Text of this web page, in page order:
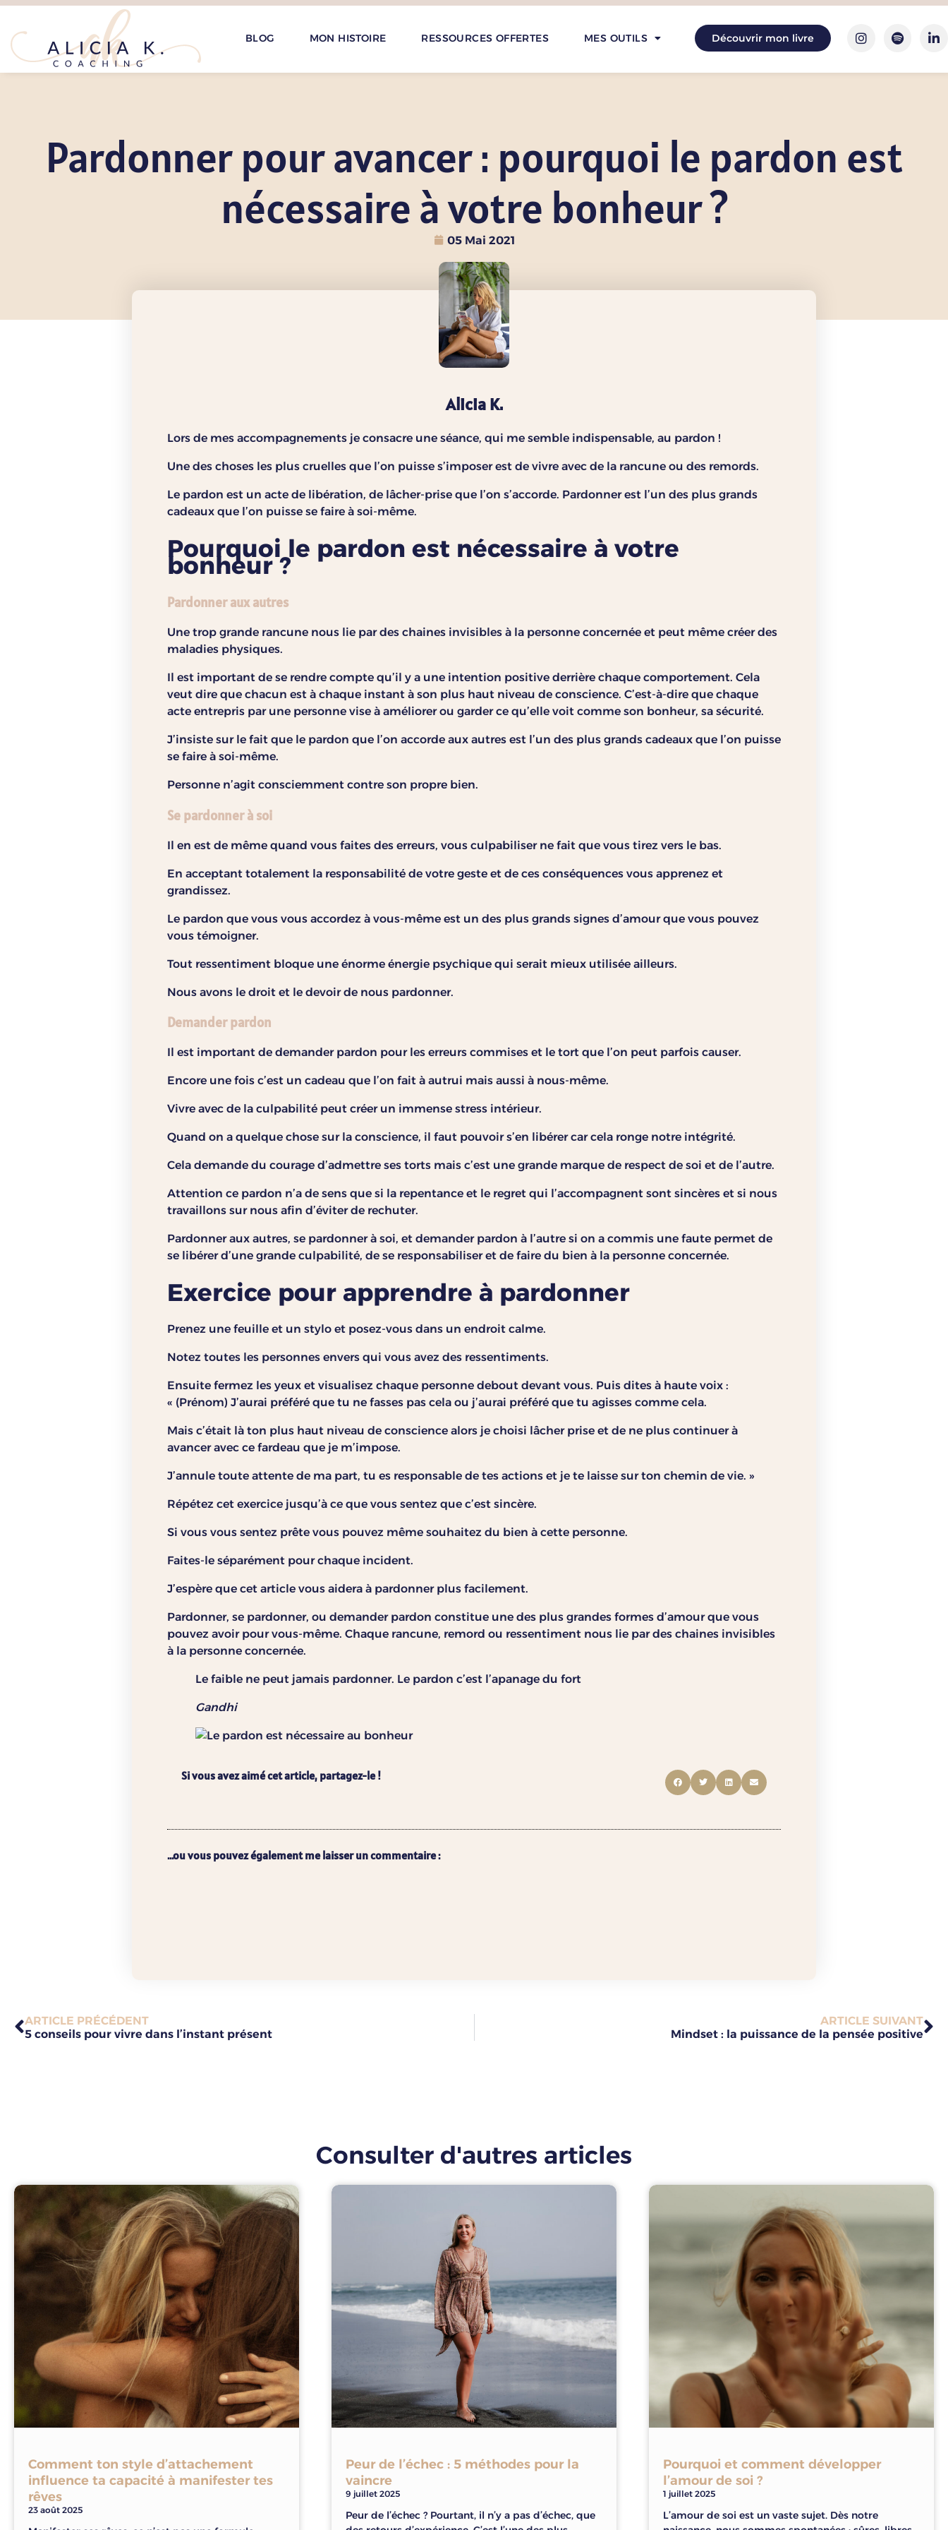
BLOG MON HISTOIRE RESSOURCES OFFERTES MES OUTILS Découvrir mon livre
Pardonner pour avancer : pourquoi le pardon est
nécessaire à votre bonheur ?
05 Mai 2021
Alicia K.
Lors de mes accompagnements je consacre une séance, qui me semble indispensable, au pardon !
Une des choses les plus cruelles que l’on puisse s’imposer est de vivre avec de la rancune ou des remords.
Le pardon est un acte de libération, de lâcher-prise que l’on s’accorde. Pardonner est l’un des plus grands
cadeaux que l’on puisse se faire à soi-même.
Pourquoi le pardon est nécessaire à votre
bonheur ?
Pardonner aux autres
Une trop grande rancune nous lie par des chaines invisibles à la personne concernée et peut même créer des
maladies physiques.
Il est important de se rendre compte qu’il y a une intention positive derrière chaque comportement. Cela
veut dire que chacun est à chaque instant à son plus haut niveau de conscience. C’est-à-dire que chaque
acte entrepris par une personne vise à améliorer ou garder ce qu’elle voit comme son bonheur, sa sécurité.
J’insiste sur le fait que le pardon que l’on accorde aux autres est l’un des plus grands cadeaux que l’on puisse
se faire à soi-même.
Personne n’agit consciemment contre son propre bien.
Se pardonner à soi
Il en est de même quand vous faites des erreurs, vous culpabiliser ne fait que vous tirez vers le bas.
En acceptant totalement la responsabilité de votre geste et de ces conséquences vous apprenez et
grandissez.
Le pardon que vous vous accordez à vous-même est un des plus grands signes d’amour que vous pouvez
vous témoigner.
Tout ressentiment bloque une énorme énergie psychique qui serait mieux utilisée ailleurs.
Nous avons le droit et le devoir de nous pardonner.
Demander pardon
Il est important de demander pardon pour les erreurs commises et le tort que l’on peut parfois causer.
Encore une fois c’est un cadeau que l’on fait à autrui mais aussi à nous-même.
Vivre avec de la culpabilité peut créer un immense stress intérieur.
Quand on a quelque chose sur la conscience, il faut pouvoir s’en libérer car cela ronge notre intégrité.
Cela demande du courage d’admettre ses torts mais c’est une grande marque de respect de soi et de l’autre.
Attention ce pardon n’a de sens que si la repentance et le regret qui l’accompagnent sont sincères et si nous
travaillons sur nous afin d’éviter de rechuter.
Pardonner aux autres, se pardonner à soi, et demander pardon à l’autre si on a commis une faute permet de
se libérer d’une grande culpabilité, de se responsabiliser et de faire du bien à la personne concernée.
Exercice pour apprendre à pardonner
Prenez une feuille et un stylo et posez-vous dans un endroit calme.
Notez toutes les personnes envers qui vous avez des ressentiments.
Ensuite fermez les yeux et visualisez chaque personne debout devant vous. Puis dites à haute voix :
« (Prénom) J’aurai préféré que tu ne fasses pas cela ou j’aurai préféré que tu agisses comme cela.
Mais c’était là ton plus haut niveau de conscience alors je choisi lâcher prise et de ne plus continuer à
avancer avec ce fardeau que je m’impose.
J’annule toute attente de ma part, tu es responsable de tes actions et je te laisse sur ton chemin de vie. »
Répétez cet exercice jusqu’à ce que vous sentez que c’est sincère.
Si vous vous sentez prête vous pouvez même souhaitez du bien à cette personne.
Faites-le séparément pour chaque incident.
J’espère que cet article vous aidera à pardonner plus facilement.
Pardonner, se pardonner, ou demander pardon constitue une des plus grandes formes d’amour que vous
pouvez avoir pour vous-même. Chaque rancune, remord ou ressentiment nous lie par des chaines invisibles
à la personne concernée.
Le faible ne peut jamais pardonner. Le pardon c’est l’apanage du fort
Gandhi
Si vous avez aimé cet article, partagez-le !
...ou vous pouvez également me laisser un commentaire :
ARTICLE PRÉCÉDENT
5 conseils pour vivre dans l’instant présent
ARTICLE SUIVANT
Mindset : la puissance de la pensée positive
Consulter d'autres articles
Comment ton style d’attachement
influence ta capacité à manifester tes
rêves
23 août 2025
Peur de l’échec : 5 méthodes pour la
vaincre
9 juillet 2025
Peur de l’échec ? Pourtant, il n’y a pas d’échec, que
Pourquoi et comment développer
l’amour de soi ?
1 juillet 2025
L’amour de soi est un vaste sujet. Dès notre